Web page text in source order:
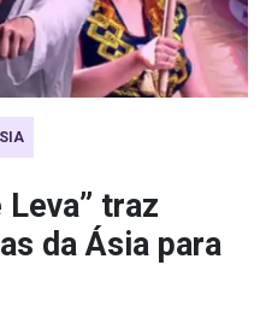
Leva” traz
da Ásia para